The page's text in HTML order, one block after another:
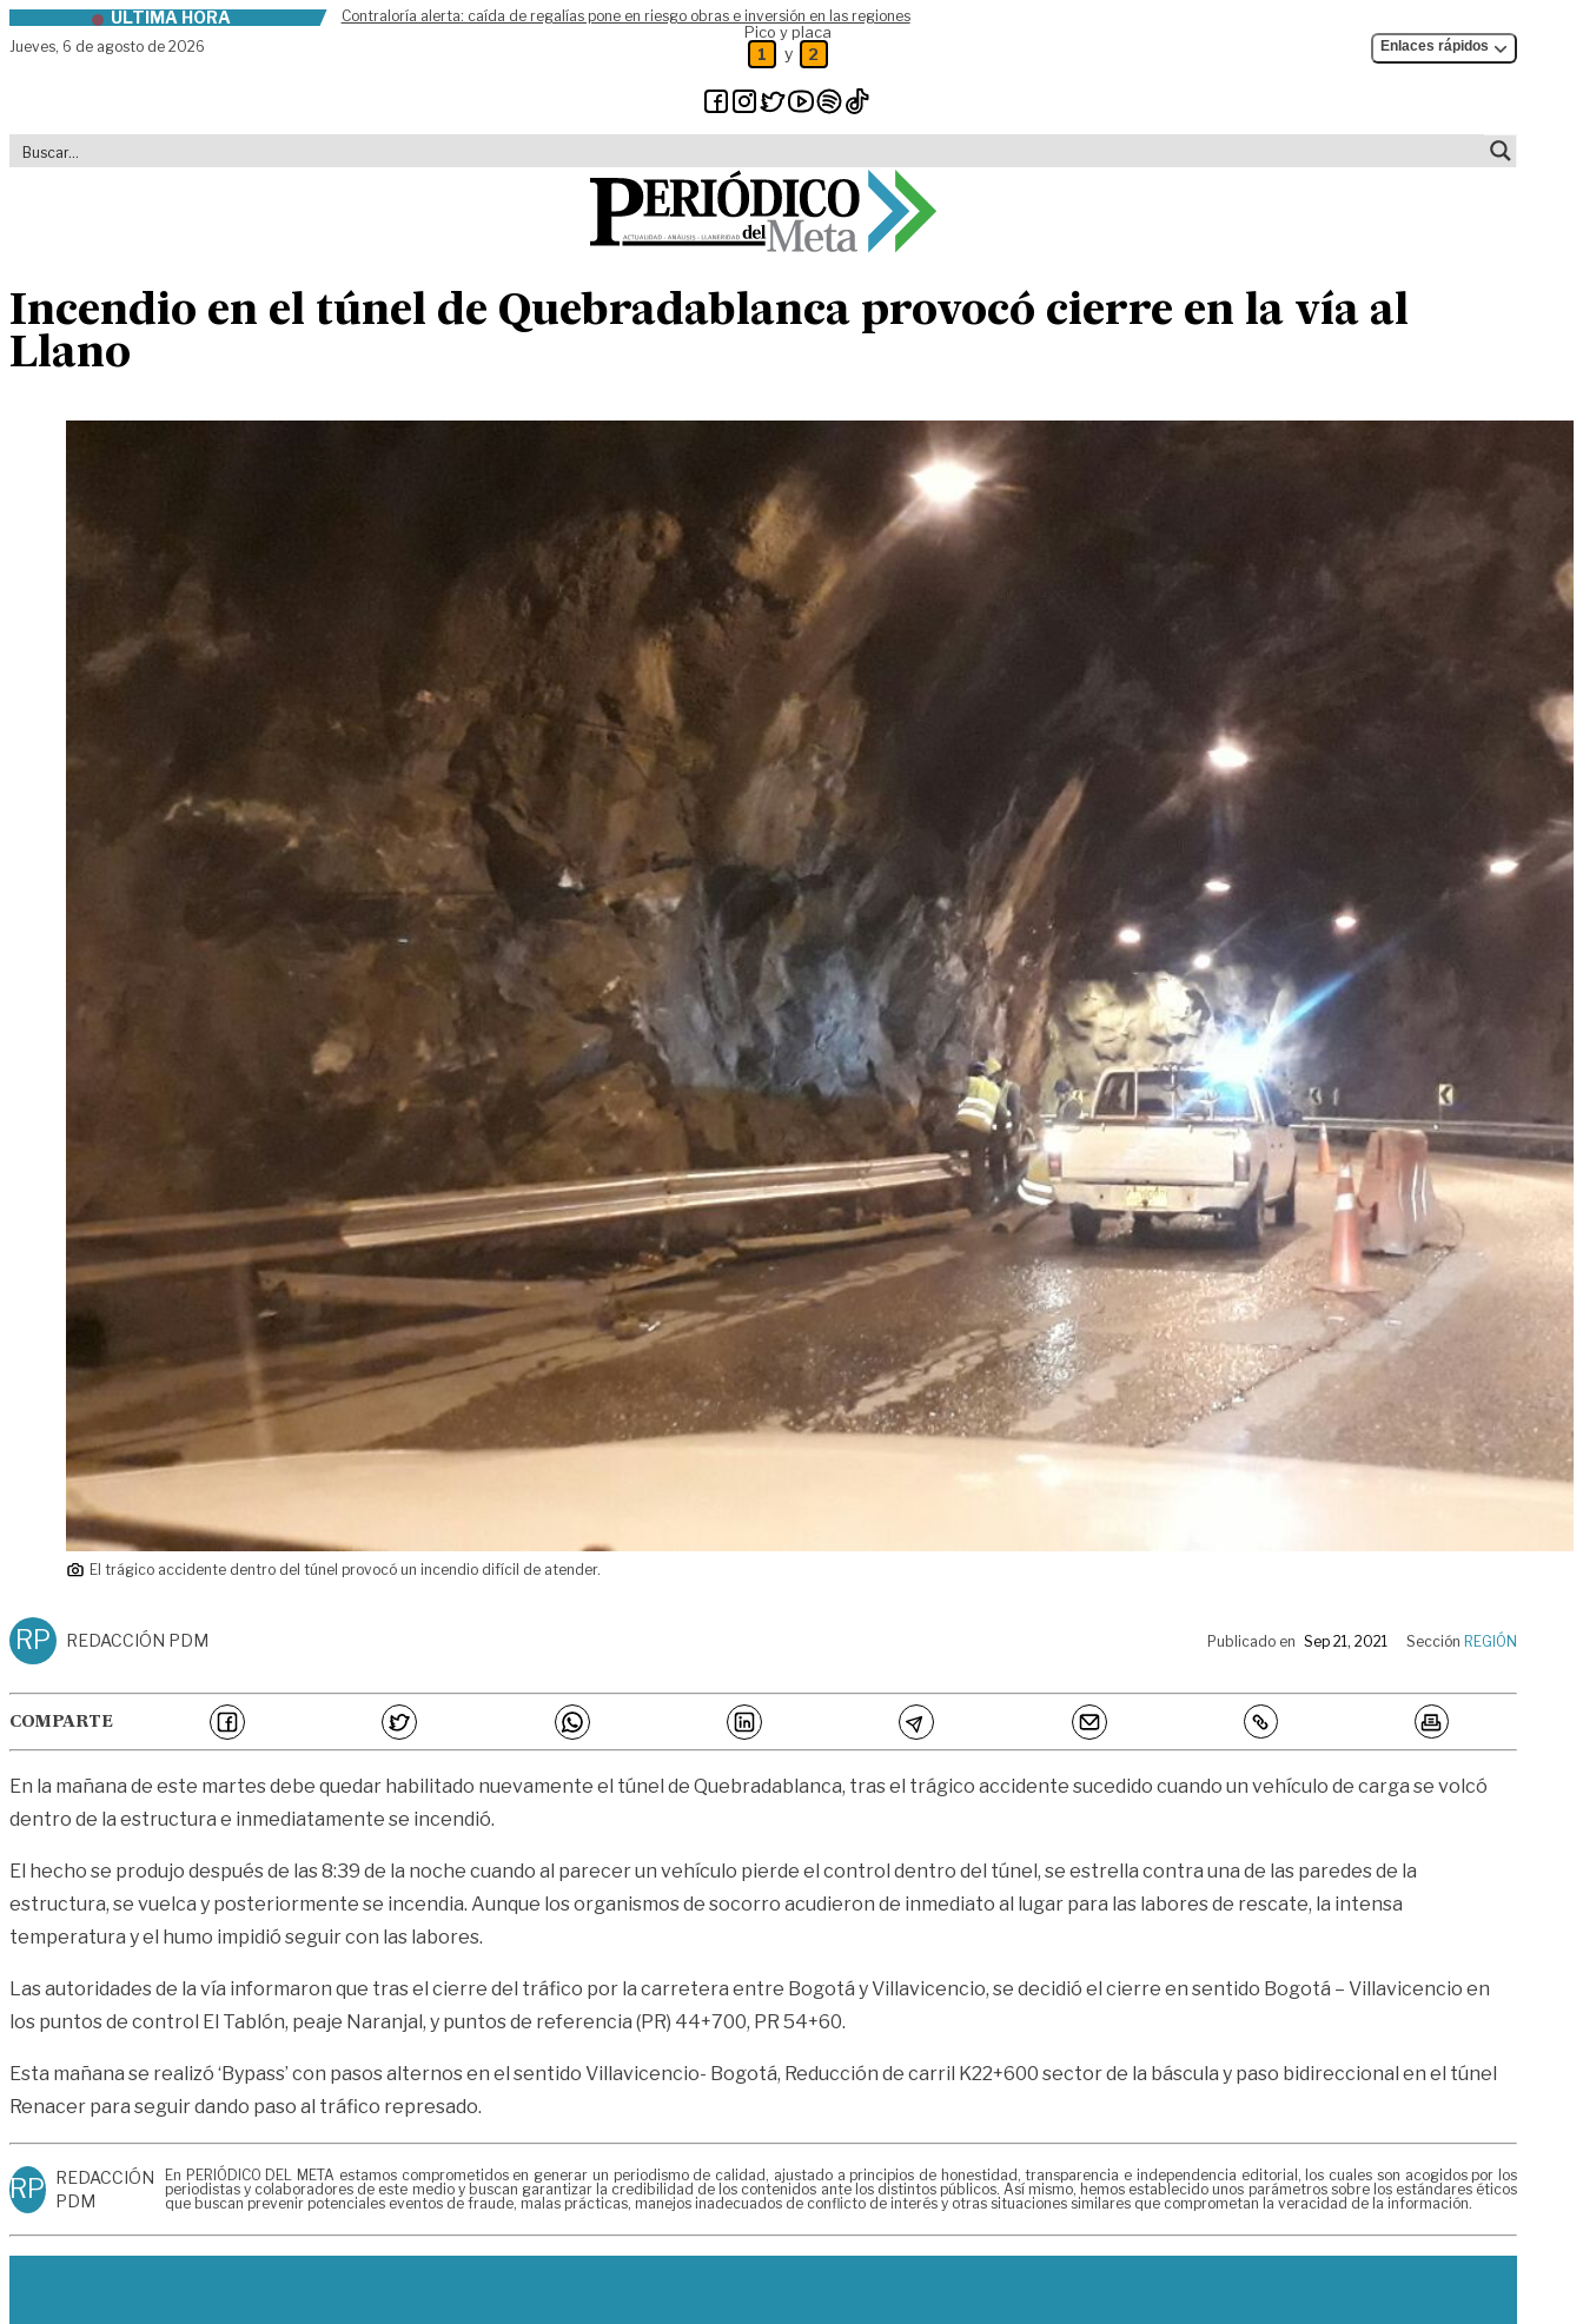
Skip to contentÚLTIMA HORA
Contraloría alerta: caída de regalías pone en riesgo obras e inversión en las regiones
Jueves, 6 de agosto de 2026
Pico y placa
1 y 2 Enlaces rápidos
Incendio en el túnel de Quebradablanca provocó cierre en la vía al
Llano
El trágico accidente dentro del túnel provocó un incendio difícil de atender.
RP REDACCIÓN PDM Publicado en Sep 21, 2021 Sección REGIÓN
COMPARTE
En la mañana de este martes debe quedar habilitado nuevamente el túnel de Quebradablanca, tras el trágico accidente sucedido cuando un vehículo de carga se volcó
dentro de la estructura e inmediatamente se incendió.
El hecho se produjo después de las 8:39 de la noche cuando al parecer un vehículo pierde el control dentro del túnel, se estrella contra una de las paredes de la
estructura, se vuelca y posteriormente se incendia. Aunque los organismos de socorro acudieron de inmediato al lugar para las labores de rescate, la intensa
temperatura y el humo impidió seguir con las labores.
Las autoridades de la vía informaron que tras el cierre del tráfico por la carretera entre Bogotá y Villavicencio, se decidió el cierre en sentido Bogotá – Villavicencio en
los puntos de control El Tablón, peaje Naranjal, y puntos de referencia (PR) 44+700, PR 54+60.
Esta mañana se realizó ‘Bypass’ con pasos alternos en el sentido Villavicencio- Bogotá, Reducción de carril K22+600 sector de la báscula y paso bidireccional en el túnel
Renacer para seguir dando paso al tráfico represado.
RP REDACCIÓN
PDM
En PERIÓDICO DEL META estamos comprometidos en generar un periodismo de calidad, ajustado a principios de honestidad, transparencia e independencia editorial, los cuales son acogidos por los
periodistas y colaboradores de este medio y buscan garantizar la credibilidad de los contenidos ante los distintos públicos. Así mismo, hemos establecido unos parámetros sobre los estándares éticos
que buscan prevenir potenciales eventos de fraude, malas prácticas, manejos inadecuados de conflicto de interés y otras situaciones similares que comprometan la veracidad de la información.